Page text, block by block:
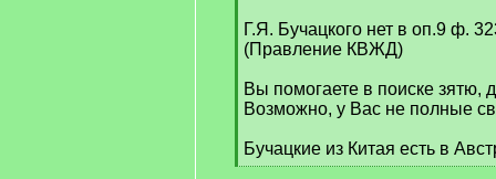
Г.Я. Бучацкого нет в оп.9 ф.
(Правление КВЖД)
Вы помогаете в поиске зятю,
Возможно, у Вас не полные
Бучацкие из Китая есть в
[